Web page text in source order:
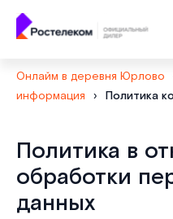
Онлайм в деревня Юрлово
информация
› Политика
Политика в
обработки
данных
Текст